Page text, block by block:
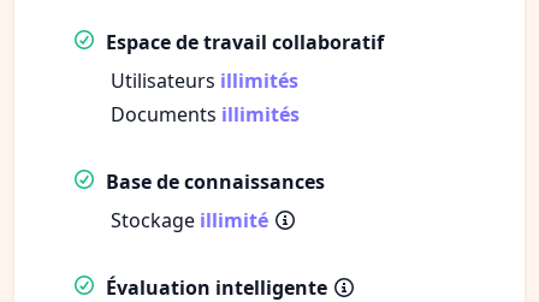
Espace de travail collaboratif
Utilisateurs illimités
Documents illimités
Base de connaissances
Stockage illimité
Évaluation intelligente